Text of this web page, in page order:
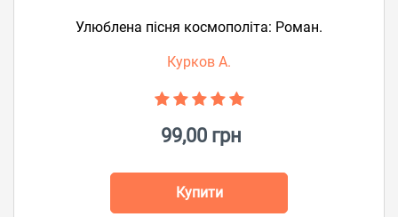
Улюблена пісня космополіта: Роман.
Курков А.
99,00 грн
Купити